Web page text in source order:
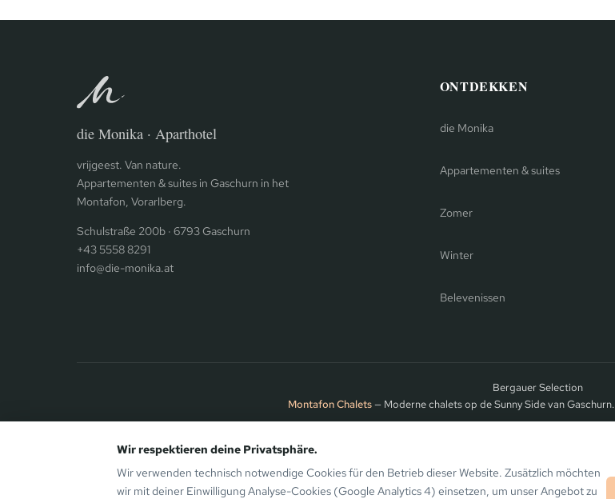
die Monika · Aparthotel
vrijgeest. Van nature.
Appartementen & suites in Gaschurn in het
Montafon, Vorarlberg.
Schulstraße 200b · 6793 Gaschurn
+43 5558 8291
info@die-monika.at
ONTDEKKEN
die Monika
Appartementen & suites
Zomer
Winter
Belevenissen
Bergauer Selection
Montafon Chalets— Moderne chalets op de Sunny Side van
© 2026 Aparthotel die Monika · Bergsinn GmbH · Gaschurn in het Montafon
Wir respektieren deine Privatsphäre.
Wir verwenden technisch notwendige Cookies für den Betrieb dieser Website. Zusätzlich möchten
wir mit deiner Einwilligung Analyse-Cookies (Google Analytics 4) einsetzen, um unser Angebot zu